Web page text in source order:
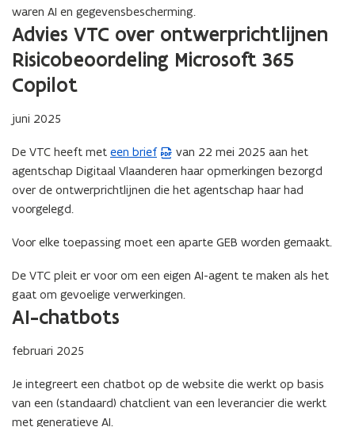
p
n
i
e
u
v
n
r
o
n
d
e
a
e
l
g
e
p
e
r
o
n
d
e
a
e
l
g
e
p
e
waren AI en gegevensbescherming.
Advies VTC over ontwerprichtlijnen
Risicobeoordeling Microsoft 365
Copilot
juni 2025
De VTC heeft met een brief
(
P
D
e
n
p
e
n
van 22 mei 2025 aan het
agentschap Digitaal Vlaanderen haar opmerkingen bezorgd
over de ontwerprichtlijnen die het agentschap haar had
voorgelegd.
Voor elke toepassing moet een aparte GEB worden gemaakt.
De VTC pleit er voor om een eigen AI-agent te maken als het
gaat om gevoelige verwerkingen.
AI-chatbots
februari 2025
Je integreert een chatbot op de website die werkt op basis
van een (standaard) chatclient van een leverancier die werkt
met generatieve AI.